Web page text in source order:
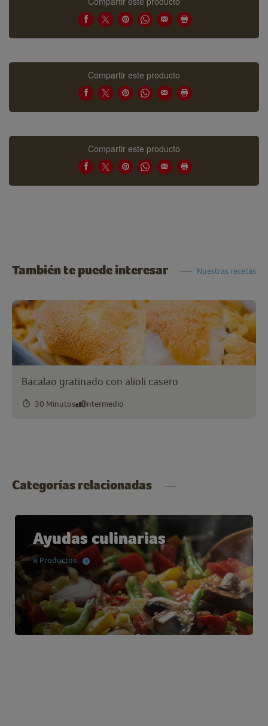
Compartir este producto
Compartir este producto
También te puede interesar Nuestras recetas
Bacalao gratinado con alioli casero
30 Minutos Intermedio
Categorías relacionadas
Ayudas culinarias
8 Productos